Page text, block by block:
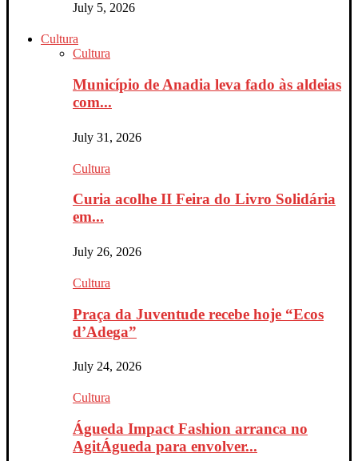
July 5, 2026
Cultura
Cultura
Município de Anadia leva fado às aldeias
com...
July 31, 2026
Cultura
Curia acolhe II Feira do Livro Solidária
em...
July 26, 2026
Cultura
Praça da Juventude recebe hoje “Ecos
d’Adega”
July 24, 2026
Cultura
Águeda Impact Fashion arranca no
AgitÁgueda para envolver...